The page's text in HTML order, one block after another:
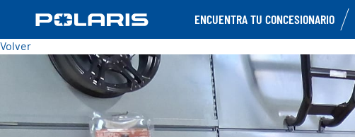
ENCUENTRA TU CONCESIONARIO
Volver